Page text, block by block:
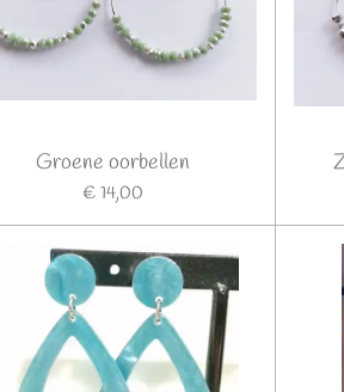
Groene oorbellen
€ 14,00